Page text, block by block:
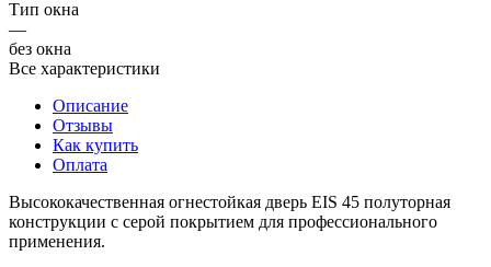
Тип окна
—
без окна
Все характеристики
Описание
Отзывы
Как купить
Оплата
Высококачественная огнестойкая дверь EIS 45 полуторная
конструкции с серой покрытием для профессионального
применения.